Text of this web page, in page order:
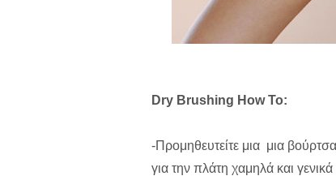
Dry Brushing How To:
-Προμηθευτείτε μια μια
για την πλάτη χαμηλά και